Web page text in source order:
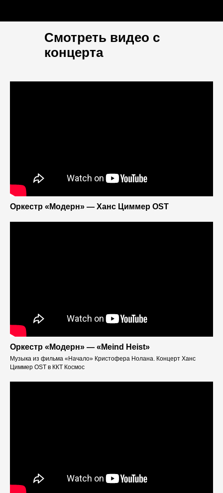
Смотреть видео с
концерта
Оркестр «Модерн» — Ханс Циммер OST
Оркестр «Модерн» — «Meind Heist»
Музыка из фильма «Начало» Кристофера Нолана. Концерт Ханс
Циммер OST в ККТ Космос